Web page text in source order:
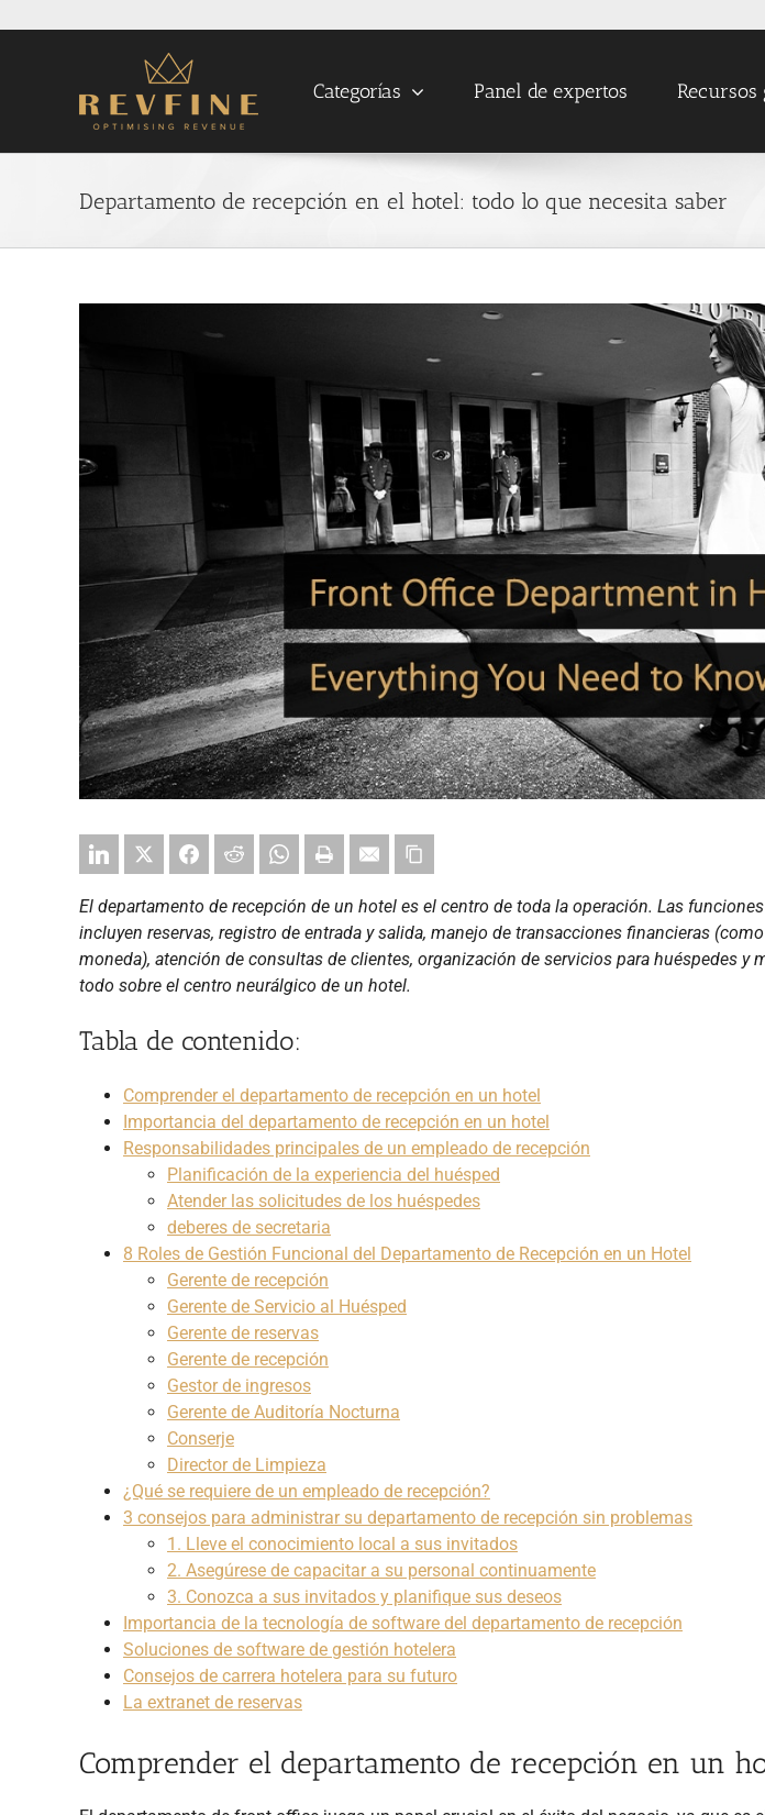
Categorías Panel de expertos
Departamento de recepción en el hotel: todo lo que necesita saber
Larger
El departamento de recepción de un hotel es el centro de toda la operación. Las
incluyen reservas, registro de entrada y salida, manejo de transacciones financieras
moneda), atención de consultas de clientes, organización de servicios para huéspedes y
todo sobre el centro neurálgico de un hotel.
Tabla de contenido:
Comprender el departamento de recepción en un hotel
Importancia del departamento de recepción en un hotel
Responsabilidades principales de un empleado de recepción
Planificación de la experiencia del huésped
Atender las solicitudes de los huéspedes
deberes de secretaria
8 Roles de Gestión Funcional del Departamento de Recepción en un Hotel
Gerente de recepción
Gerente de Servicio al Huésped
Gerente de reservas
Gerente de recepción
Gestor de ingresos
Gerente de Auditoría Nocturna
Conserje
Director de Limpieza
¿Qué se requiere de un empleado de recepción?
3 consejos para administrar su departamento de recepción sin problemas
1. Lleve el conocimiento local a sus invitados
2. Asegúrese de capacitar a su personal continuamente
3. Conozca a sus invitados y planifique sus deseos
Importancia de la tecnología de software del departamento de recepción
Soluciones de software de gestión hotelera
Consejos de carrera hotelera para su futuro
La extranet de reservas
Comprender el departamento de recepción en un